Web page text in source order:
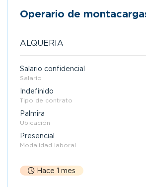
Operario de
ALQUERIA
Salario confidencial
Salario
Indefinido
Tipo de contrato
Palmira
Ubicación
Presencial
Modalidad laboral
Hace 1 mes